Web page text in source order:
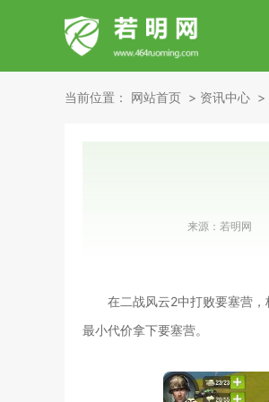
当前位置： 网站首页 资讯中心
来源： 若明网
在二战风云2中打败要塞营
最小代价拿下要塞营。